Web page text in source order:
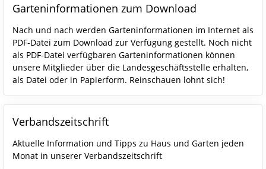
Garteninformationen zum Download
Nach und nach werden Garteninformationen im Internet als
PDF-Datei zum Download zur Verfügung gestellt. Noch nicht
als PDF-Datei verfügbaren Garteninformationen können
unsere Mitglieder über die Landesgeschäftsstelle erhalten,
als Datei oder in Papierform. Reinschauen lohnt sich!
Verbandszeitschrift
Aktuelle Information und Tipps zu Haus und Garten jeden
Monat in unserer Verbandszeitschrift